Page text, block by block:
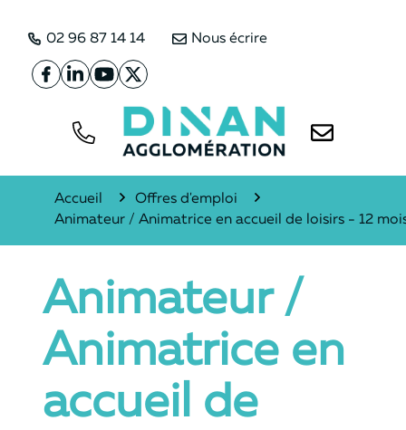
02 96 87 14 14 Nous écrire
Lien vers le compte Facebook
Lien vers le compte Linkedin
Lien vers la chaîne Youtube
Lien vers le compte Twitter
Tél. Nous écrire
Accueil
Offres d'emploi
Animateur / Animatrice en accueil de loisirs - 12
Animateur /
Animatrice en
accueil de